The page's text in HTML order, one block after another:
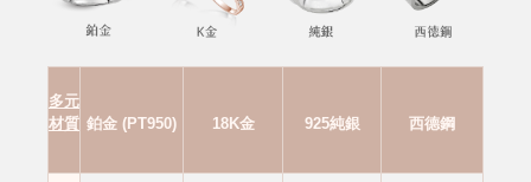
多元
材質 鉑金 (PT950) 18K金 925純銀 西德鋼